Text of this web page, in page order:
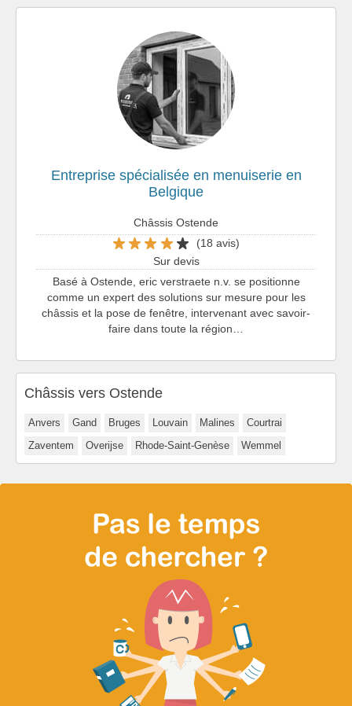
Entreprise spécialisée en menuiserie en
Belgique
Châssis Ostende
(18 avis)
Sur devis
Basé à Ostende, eric verstraete n.v. se positionne
comme un expert des solutions sur mesure pour les
châssis et la pose de fenêtre, intervenant avec savoir-
faire dans toute la région…
Châssis vers Ostende
Anvers Gand Bruges Louvain Malines
Courtrai
Zaventem
Overijse Rhode-Saint-Genèse Wemmel